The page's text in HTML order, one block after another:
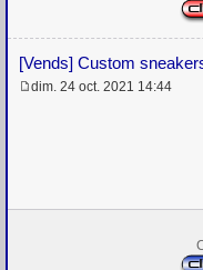
[Vends] Custom
dim. 24 oct. 2021 14:44